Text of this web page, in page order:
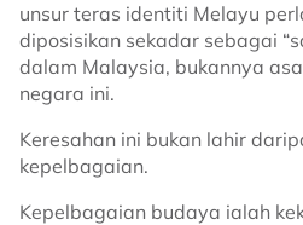
unsur teras identiti Melayu
diposisikan sekadar sebagai
dalam Malaysia, bukannya
negara ini.
Keresahan ini bukan lahir
kepelbagaian.
Kepelbagaian budaya ialah